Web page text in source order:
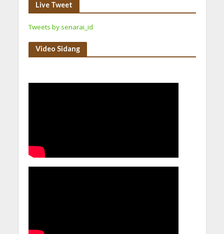
Live Tweet
Tweets by senarai_id
Video Sidang